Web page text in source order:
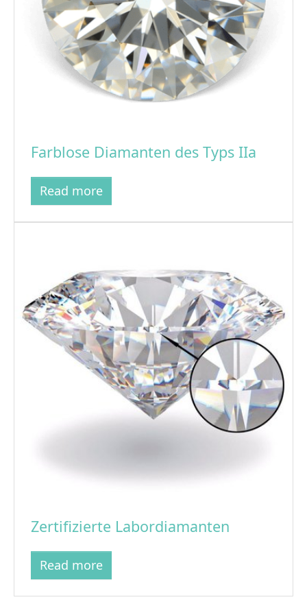
Farblose Diamanten des Typs IIa
Read more
Zertifizierte Labordiamanten
Read more